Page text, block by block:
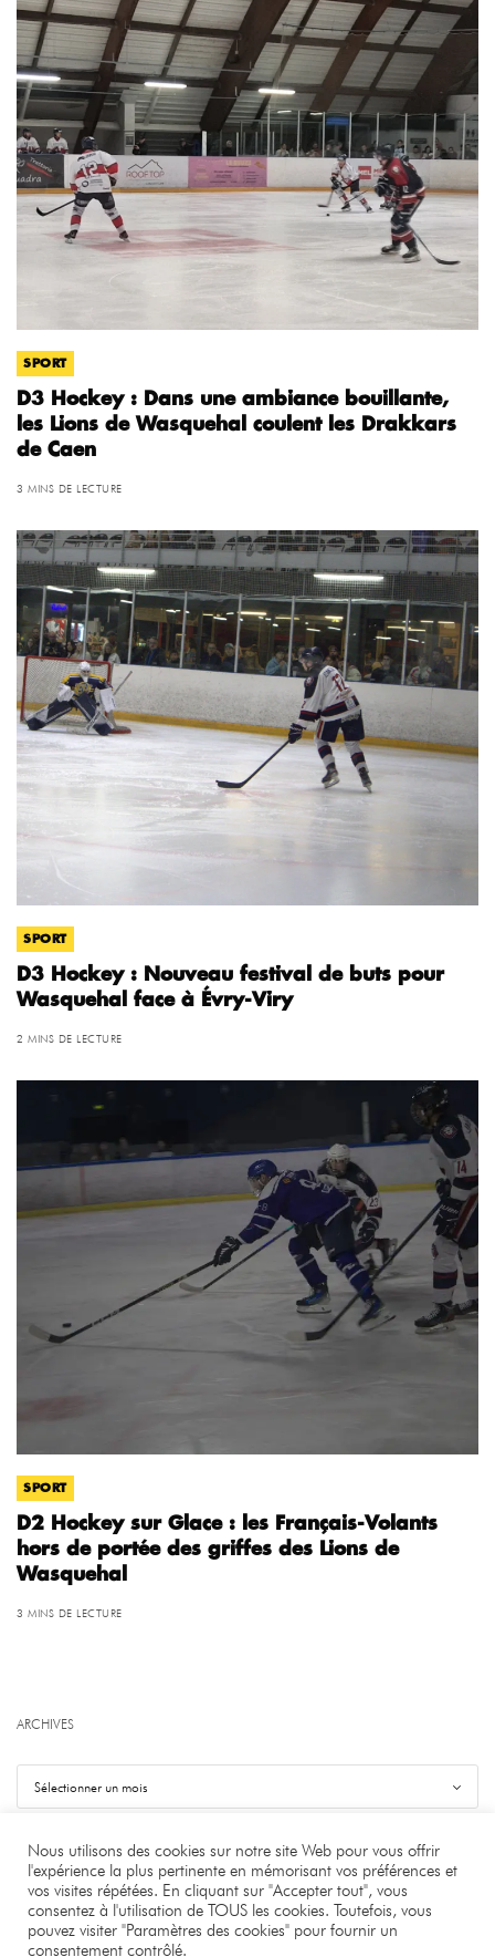
SPORT
D3 Hockey : Dans une ambiance bouillante,
les Lions de Wasquehal coulent les Drakkars
de Caen
3 MINS DE LECTURE
SPORT
D3 Hockey : Nouveau festival de buts pour
Wasquehal face à Évry-Viry
2 MINS DE LECTURE
SPORT
D2 Hockey sur Glace : les Français-Volants
hors de portée des griffes des Lions de
Wasquehal
3 MINS DE LECTURE
ARCHIVES
©Benjamin Bourgeois .
À PROPOS LA RÉDACTION
Nous utilisons des cookies sur notre site Web pour vous offrir
l'expérience la plus pertinente en mémorisant vos préférences et
vos visites répétées. En cliquant sur "Accepter tout", vous
consentez à l'utilisation de TOUS les cookies. Toutefois, vous
pouvez visiter "Paramètres des cookies" pour fournir un
consentement contrôlé.